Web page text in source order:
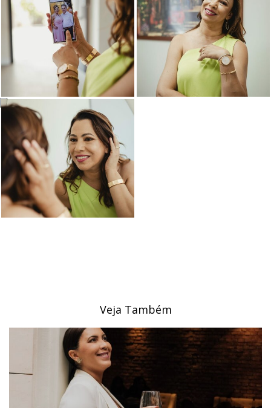
Veja Também